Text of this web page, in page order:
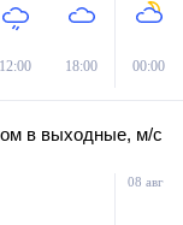
12:00 18:00 00:00
в выходные, м/с
08 авг